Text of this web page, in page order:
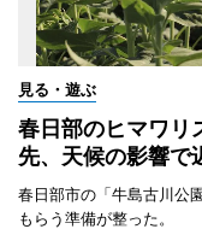
見る・遊ぶ
春日部のヒマワ
先、天候の影響で
春日部市の「牛島古川公
もらう準備が整った。